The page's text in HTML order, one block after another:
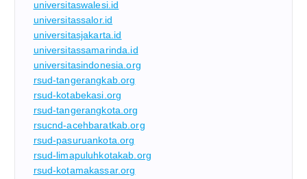
universitaswalesi.id
universitassalor.id
universitasjakarta.id
universitassamarinda.id
universitasindonesia.org
rsud-tangerangkab.org
rsud-kotabekasi.org
rsud-tangerangkota.org
rsucnd-acehbaratkab.org
rsud-pasuruankota.org
rsud-limapuluhkotakab.org
rsud-kotamakassar.org